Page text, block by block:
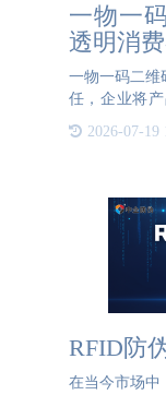
一物一
透明消
一物一码二维
任，企业将
产和流通的
2026-07-19
RFID防
在当今市场中